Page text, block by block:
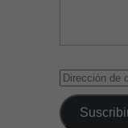
Dirección
correo
electrónico